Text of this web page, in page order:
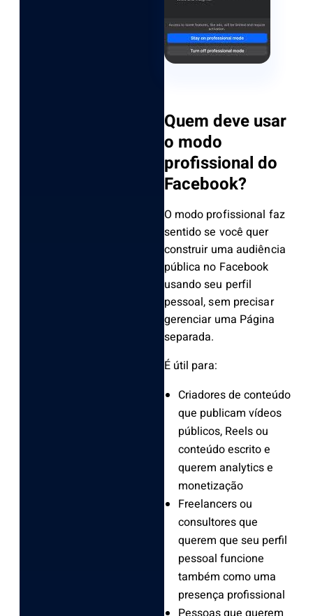
Quem deve usar
o modo
profissional do
Facebook?
O modo profissional faz
sentido se você quer
construir uma audiência
pública no Facebook
usando seu perfil
pessoal, sem precisar
gerenciar uma Página
separada.
É útil para:
Criadores de conteúdo
que publicam vídeos
públicos, Reels ou
conteúdo escrito e
querem analytics e
monetização
Freelancers ou
consultores que
querem que seu perfil
pessoal funcione
também como uma
presença profissional